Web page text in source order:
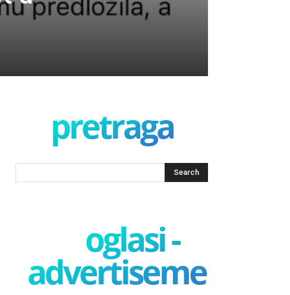
pretraga
oglasi -
advertisement